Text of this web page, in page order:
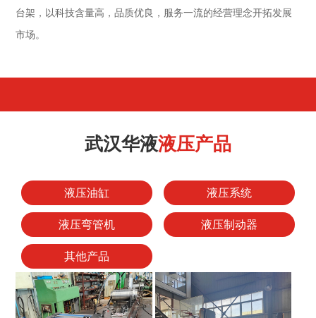
台架，以科技含量高，品质优良，服务一流的经营理念开拓发展
市场。
武汉华液液压产品
液压油缸 液压系统
液压弯管机 液压制动器
其他产品